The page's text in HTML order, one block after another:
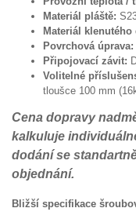
Materiál pláště:
Materiál klenutého
Povrchová úprava:
Připojovací závit:
Volitelné
tloušce 100 mm
Cena dopravy
kalkuluje
dodání se
objednání.
Bližší specifikace